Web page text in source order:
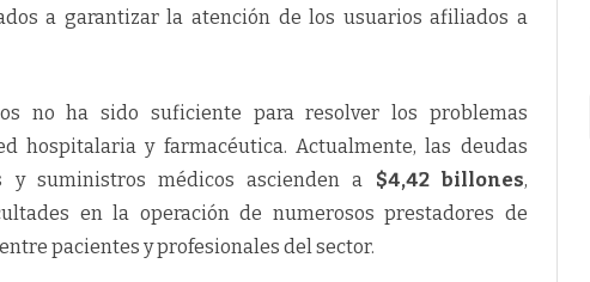
a garantizar la atención de los usuarios afiliados a
no ha sido suficiente para resolver los problemas
hospitalaria y farmacéutica. Actualmente, las deudas
y suministros médicos ascienden a $4,42 billones,
en la operación de numerosos prestadores de
pacientes y profesionales del sector.